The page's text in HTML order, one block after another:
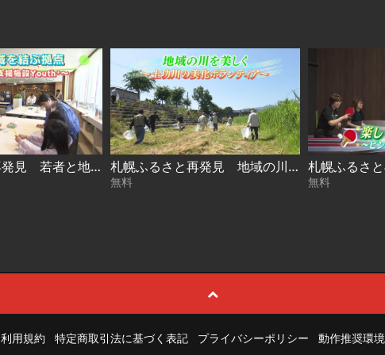
札幌ふるさと再発見 若者と地域を結ぶ拠点～札幌市若者支援施設 Youth⁺～2026年7月25日放送 札幌ふるさと再発見 地域の川を美しく～土功川の美化ボランティア～2026年7月18日放送
無料 無料
利用規約 特定商取引法に基づく表記 プライバシーポリシー 動作推奨環境